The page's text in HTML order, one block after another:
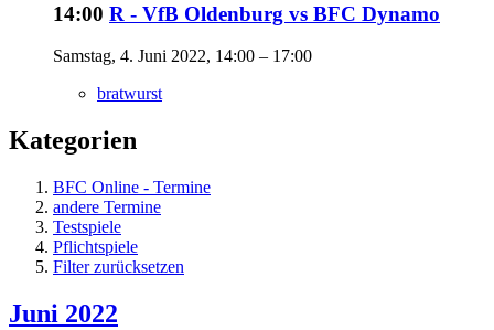
14:00 R - VfB Oldenburg vs BFC Dynamo
Samstag, 4. Juni 2022, 14:00 – 17:00
bratwurst
Kategorien
BFC Online - Termine
andere Termine
Testspiele
Pflichtspiele
Filter zurücksetzen
Juni 2022